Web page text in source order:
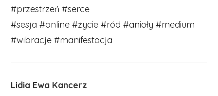
#przestrzeń #serce
#sesja #online #życie #ród #anioły #medium
#wibracje #manifestacja
Lidia Ewa Kancerz